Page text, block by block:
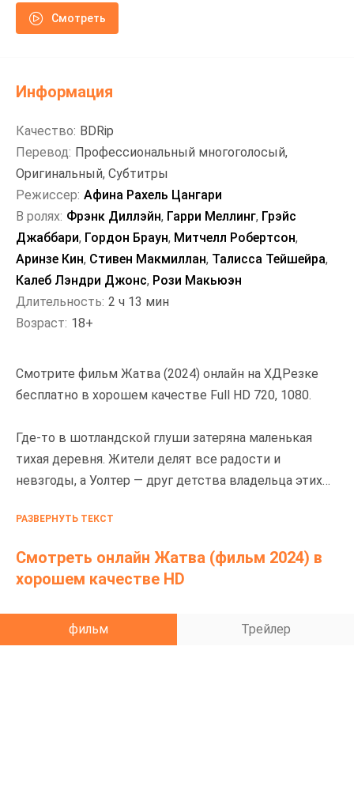
Смотреть
Смотрите фильм Жатва (2024) онлайн на ХДРезке
бесплатно в хорошем качестве Full HD 720, 1080.
Где-то в шотландской глуши затеряна маленькая
тихая деревня. Жители делят все радости и
невзгоды, а Уолтер — друг детства владельца этих
Он помогает нанятому картографу составлять карту
догадывается, что скоро этой идиллии придёт конец.
РАЗВЕРНУТЬ ТЕКСТ
Смотреть онлайн Жатва (фильм 2024) в
хорошем качестве HD
фильм Трейлер
Информация
Качество: BDRip
Перевод: Профессиональный многоголосый,
Оригинальный, Субтитры
Режиссер: Афина Рахель Цангари
В ролях: Фрэнк Диллэйн, Гарри Меллинг, Грэйс
Джаббари, Гордон Браун, Митчелл Робертсон,
Аринзе Кин, Стивен Макмиллан, Талисса Тейшейра,
Калеб Лэндри Джонс, Рози Макьюэн
Длительность: 2 ч 13 мин
Возраст: 18+